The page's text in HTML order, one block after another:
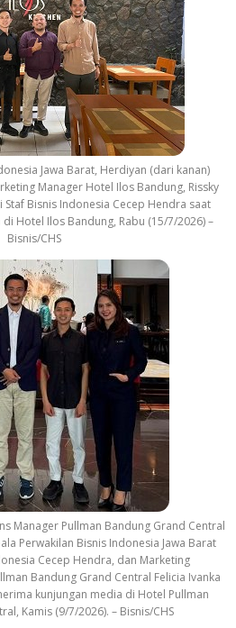
Jawa Barat, Herdiyan (dari kanan)
Manager Hotel Ilos Bandung, Rissky
Bisnis Indonesia Cecep Hendra saat
Hotel Ilos Bandung, Rabu (15/7/2026) –
Bisnis/CHS
Manager Pullman Bandung Grand Central
Perwakilan Bisnis Indonesia Jawa Barat
Cecep Hendra, dan Marketing
Bandung Grand Central Felicia Ivanka
kunjungan media di Hotel Pullman
Kamis (9/7/2026). – Bisnis/CHS